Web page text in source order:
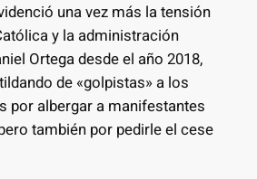
una vez más la tensión
y la administración
Ortega desde el año 2018,
de «golpistas» a los
por albergar a manifestantes
también por pedirle el cese